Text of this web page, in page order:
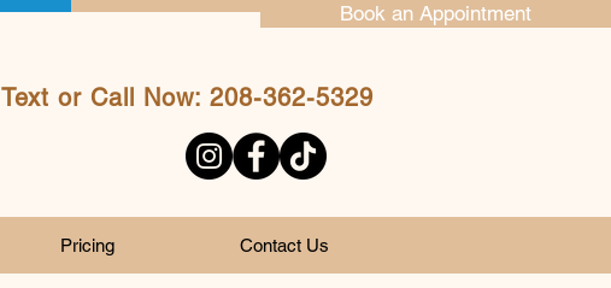
Book an Appointment
Text or Call Now: 208-362-5329
Pricing Contact Us